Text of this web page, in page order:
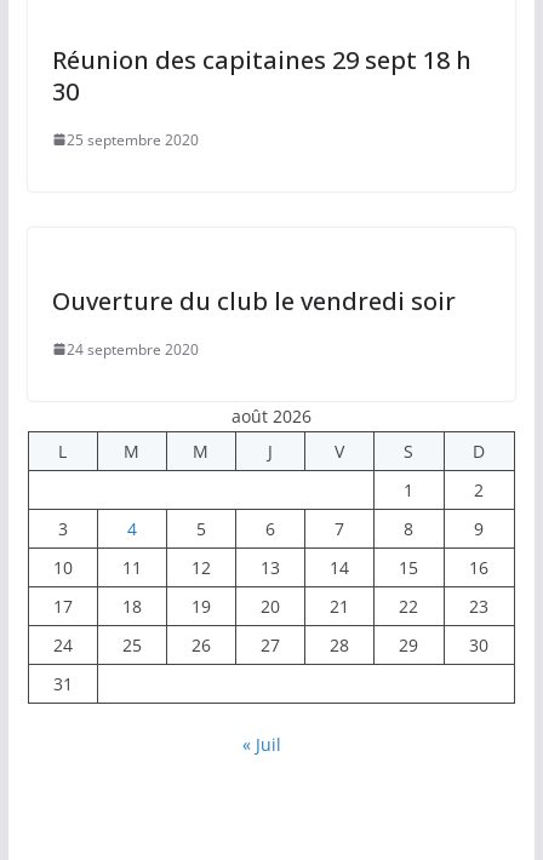
Réunion des capitaines 29 sept 18 h
30
25 septembre 2020
Ouverture du club le vendredi soir
24 septembre 2020
août 2026
L
M M J V S
D
1
2
3
4 5 6 7 8
9
10
11 12 13 14 15
16
17
18 19 20 21 22
23
24
25 26 27 28 29
30
31
« Juil